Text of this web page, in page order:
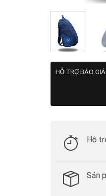
HỖ TRỢ BÁO
Hỗ
Sản